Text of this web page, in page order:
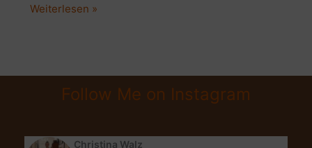
Startup
Deals:
Weiterlesen »
Follow Me on Instagram
Christina Walz